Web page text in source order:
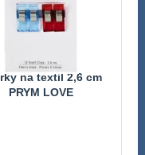
na textil 2,6 cm
PRYM LOVE